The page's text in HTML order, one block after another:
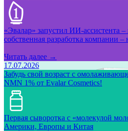
«Эвалар» запустил ИИ-ассистента
собственная разработка компании –
Читать далее →
17.07.2026
Забудь свой возраст с
NMN 1% от Evalar Cosmetics!
Первая сыворотка с «молекулой
Америки, Европы и Китая